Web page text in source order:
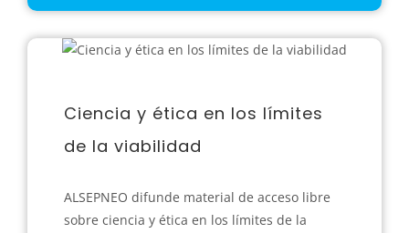
Ciencia y ética en los límites
de la viabilidad
ALSEPNEO difunde material de acceso libre
sobre ciencia y ética en los límites de la